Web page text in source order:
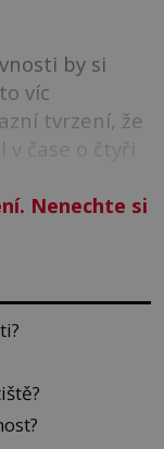
by si
víc
tvrzení, že
čase o čtyři
Nenechte si